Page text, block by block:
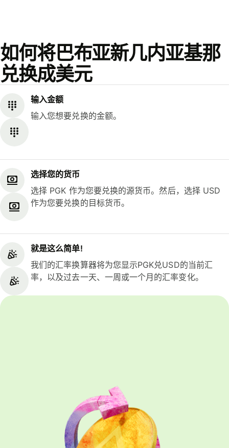
如何将巴布亚新几内亚基那
兑换成美元
输入金额
输入您想要兑换的金额。
选择您的货币
选择 PGK 作为您要兑换的源货币。然后，选择 USD
作为您要兑换的目标货币。
就是这么简单!
我们的汇率换算器将为您显示PGK兑USD的当前汇
率，以及过去一天、一周或一个月的汇率变化。